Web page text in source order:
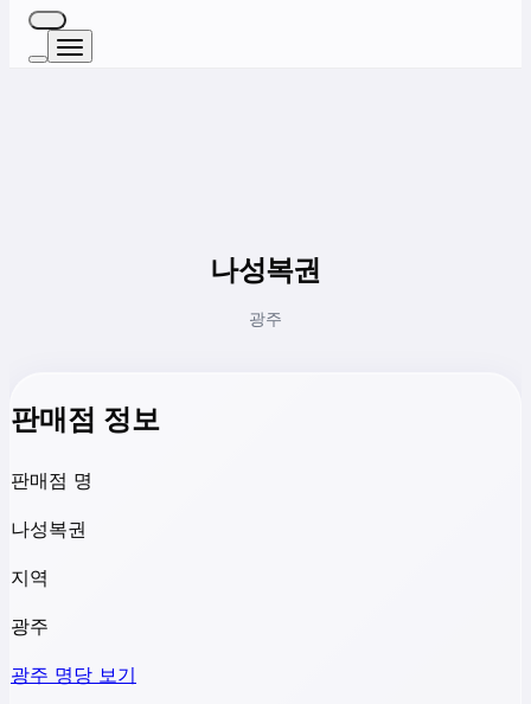
나성복권
광주
판매점 정보
판매점 명
나성복권
지역
광주
광주 명당 보기